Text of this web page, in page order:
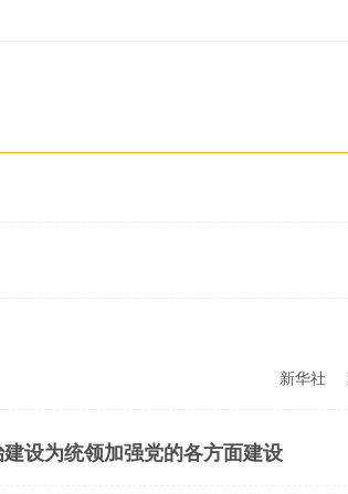
新华社
设为统领加强党的各方面建设